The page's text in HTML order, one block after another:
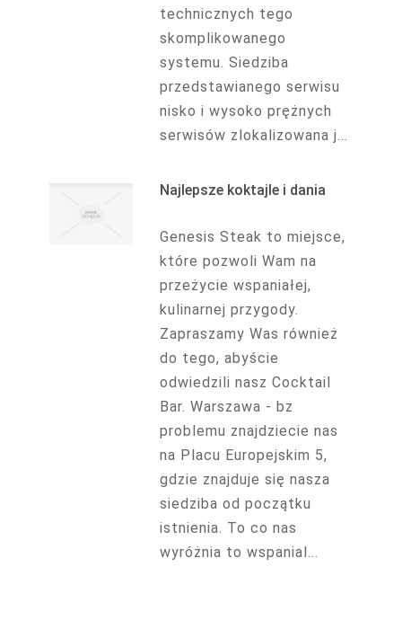
technicznych tego
skomplikowanego
systemu. Siedziba
przedstawianego serwisu
nisko i wysoko prężnych
serwisów zlokalizowana j...
Najlepsze koktajle i dania
Genesis Steak to miejsce,
które pozwoli Wam na
przeżycie wspaniałej,
kulinarnej przygody.
Zapraszamy Was również
do tego, abyście
odwiedzili nasz Cocktail
Bar. Warszawa - bz
problemu znajdziecie nas
na Placu Europejskim 5,
gdzie znajduje się nasza
siedziba od początku
istnienia. To co nas
wyróżnia to wspanial...